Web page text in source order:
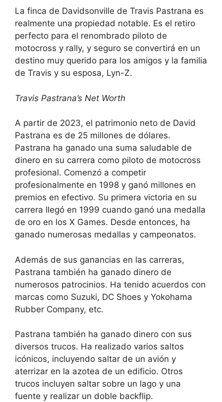
La finca de Davidsonville de Travis Pastrana es
realmente una propiedad notable. Es el retiro
perfecto para el renombrado piloto de
motocross y rally, y seguro se convertirá en un
destino muy querido para los amigos y la familia
de Travis y su esposa, Lyn-Z.
Travis Pastrana’s Net Worth
A partir de 2023, el patrimonio neto de David
Pastrana es de 25 millones de dólares.
Pastrana ha ganado una suma saludable de
dinero en su carrera como piloto de motocross
profesional. Comenzó a competir
profesionalmente en 1998 y ganó millones en
premios en efectivo. Su primera victoria en su
carrera llegó en 1999 cuando ganó una medalla
de oro en los X Games. Desde entonces, ha
ganado numerosas medallas y campeonatos.
Además de sus ganancias en las carreras,
Pastrana también ha ganado dinero de
numerosos patrocinios. Ha tenido acuerdos con
marcas como Suzuki, DC Shoes y Yokohama
Rubber Company, etc.
Pastrana también ha ganado dinero con sus
diversos trucos. Ha realizado varios saltos
icónicos, incluyendo saltar de un avión y
aterrizar en la azotea de un edificio. Otros
trucos incluyen saltar sobre un lago y una
fuente y realizar un doble backflip.